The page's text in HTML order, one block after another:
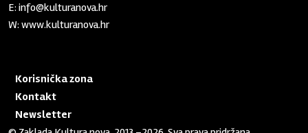
E:info@kulturanova.hr
W:www.kulturanova.hr
Korisnička zona
Kontakt
Newsletter